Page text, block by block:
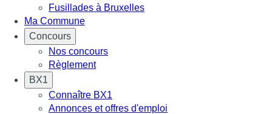
Fusillades à Bruxelles
Ma Commune
Concours
Nos concours
Règlement
BX1
Connaître BX1
Annonces et offres d'emploi